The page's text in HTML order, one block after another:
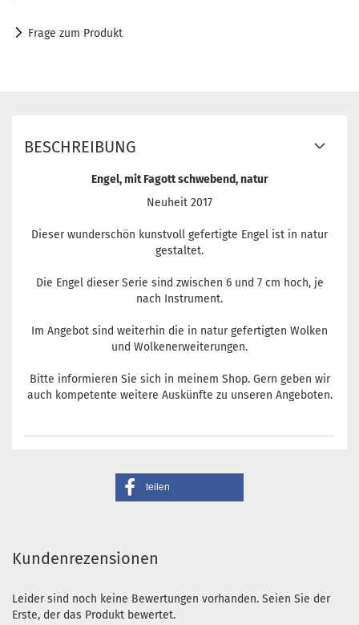
Frage zum Produkt
BESCHREIBUNG
Engel, mit Fagott schwebend, natur
Neuheit 2017
Dieser wunderschön kunstvoll gefertigte Engel ist in natur
gestaltet.
Die Engel dieser Serie sind zwischen 6 und 7 cm hoch, je
nach Instrument.
Im Angebot sind weiterhin die in natur gefertigten Wolken
und Wolkenerweiterungen.
Bitte informieren Sie sich in meinem Shop. Gern geben wir
auch kompetente weitere Auskünfte zu unseren Angeboten.
teilen
Kundenrezensionen
Leider sind noch keine Bewertungen vorhanden. Seien Sie der
Erste, der das Produkt bewertet.